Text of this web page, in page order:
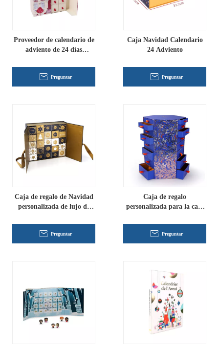
Proveedor de calendario de
adviento de 24 días
Preguntar
Caja Navidad Calendario
24 Adviento
Preguntar
Caja de regalo de Navidad
personalizada de lujo de
Preguntar
Caja de regalo
personalizada para la caja
Preguntar